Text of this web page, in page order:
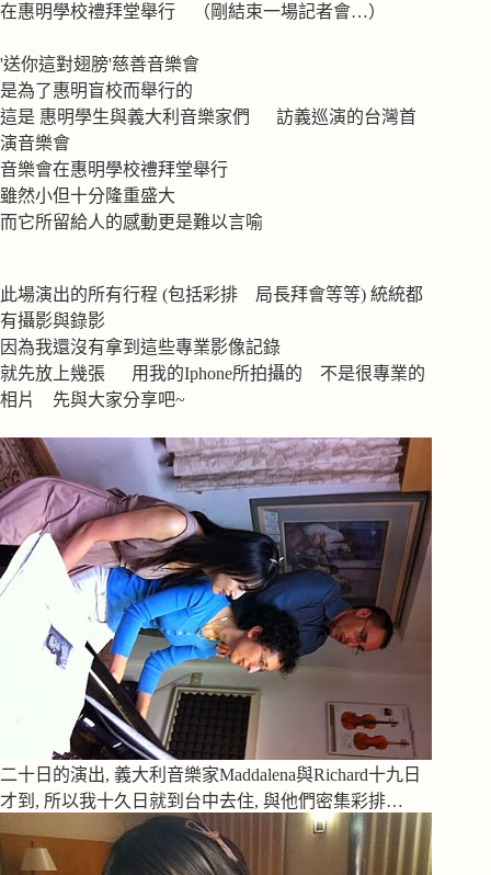
在惠明學校禮拜堂舉行 （剛結束一場記者會…）
'送你這對翅膀'慈善音樂會
是為了惠明盲校而舉行的
這是 惠明學生與義大利音樂家們 訪義巡演的台灣首
演音樂會
音樂會在惠明學校禮拜堂舉行
雖然小但十分隆重盛大
而它所留給人的感動更是難以言喻
此場演出的所有行程 (包括彩排 局長拜會等等) 統統都
有攝影與錄影
因為我還沒有拿到這些專業影像記錄
就先放上幾張 用我的Iphone所拍攝的 不是很專業的
相片 先與大家分享吧~
二十日的演出, 義大利音樂家Maddalena與Richard十九日
才到, 所以我十久日就到台中去住, 與他們密集彩排…